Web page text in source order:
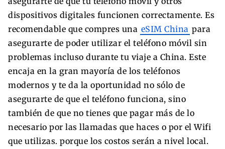
dispositivos digitales funcionen correctamente. Es
recomendable que compres una eSIM China para
asegurarte de poder utilizar el teléfono móvil sin
problemas incluso durante tu viaje a China. Este
encaja en la gran mayoría de los teléfonos
modernos y te da la oportunidad no sólo de
asegurarte de que el teléfono funciona, sino
también de que no tienes que pagar más de lo
necesario por las llamadas que haces o por el Wifi
que utilizas. porque los costos serán a nivel local.